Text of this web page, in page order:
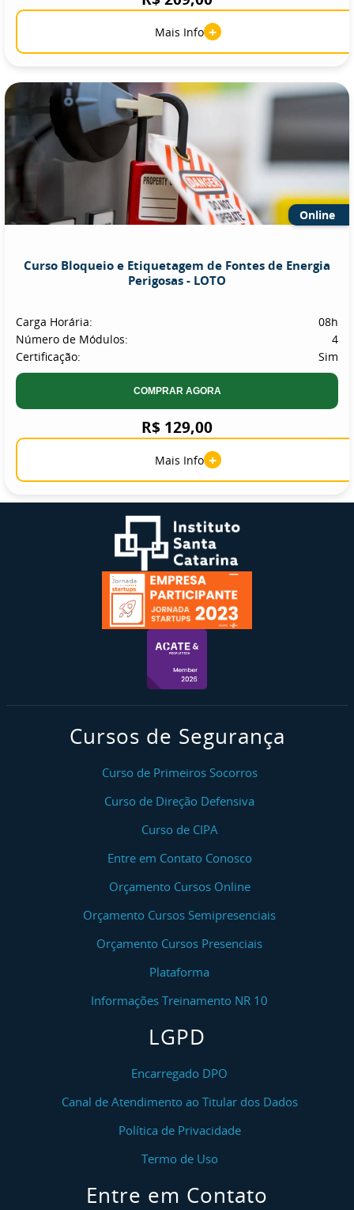
Mais Info +
Online
Curso Bloqueio e Etiquetagem de Fontes de Energia
Perigosas - LOTO
Carga Horária:
08h
Número de Módulos:
4
Certificação:
Sim
COMPRAR AGORA
R$ 129,00
Mais Info +
Cursos de Segurança
Curso de Primeiros Socorros
Curso de Direção Defensiva
Curso de CIPA
Entre em Contato Conosco
Orçamento Cursos Online
Orçamento Cursos Semipresenciais
Orçamento Cursos Presenciais
Plataforma
Informações Treinamento NR 10
LGPD
Encarregado DPO
Canal de Atendimento ao Titular dos Dados
Política de Privacidade
Termo de Uso
Entre em Contato